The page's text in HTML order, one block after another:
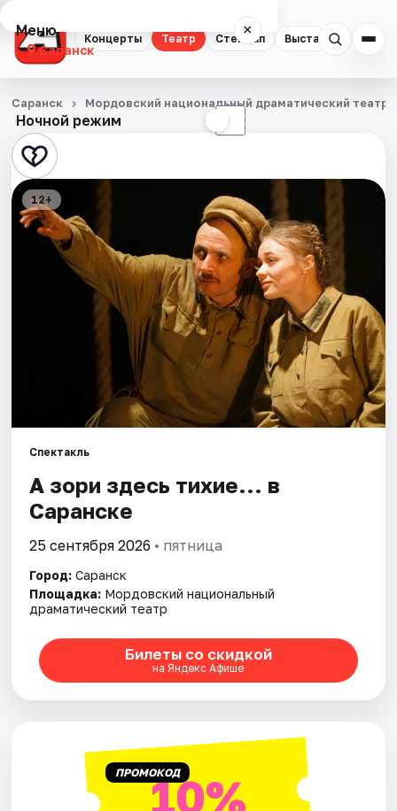
Концерты Театр Стендап Выставки
Меню ×
Саранск
Концерты
Театр
Стендап
Выставки
Экскурсии
Рейтинги
Ночной режим ☾
Саранск Мордовский национальный драматический театр
12+
Спектакль
А зори здесь тихие... в
Саранске
25 сентября 2026 • пятница
Город: Саранск
Площадка: Мордовский национальный
драматический театр
Билеты со скидкой
на Яндекс Афише
ПРОМОКОД10%